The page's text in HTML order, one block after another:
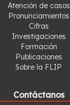
Atención de casos
Pronunciamientos
Cifras
Investigaciones
Formación
Publicaciones
Sobre la FLIP
Contáctanos